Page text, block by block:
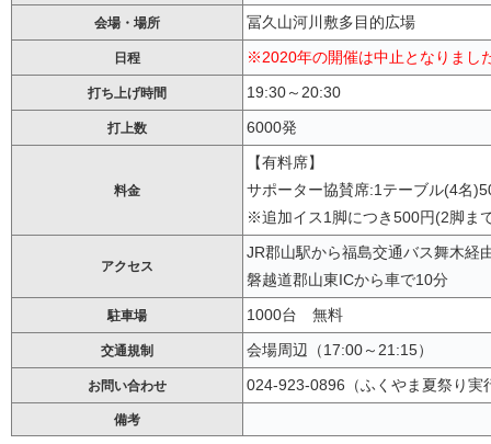
会場・場所 冨久山河川敷多目的広場
日程 ※2020年の開催は中止となりまし
打ち上げ時間 19:30～20:30
打上数 6000発
料金
【有料席】
サポーター協賛席:1テーブル(4名
※追加イス1脚につき500円(2脚ま
アクセス
JR郡山駅から福島交通バス舞木経
磐越道郡山東ICから車で10分
駐車場 1000台 無料
交通規制 会場周辺（17:00～21:15）
お問い合わせ 024-923-0896（ふくやま夏祭り実
備考